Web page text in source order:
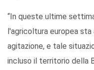
“In queste ultime
l'agricoltura europea
agitazione, e tale
incluso il territorio della